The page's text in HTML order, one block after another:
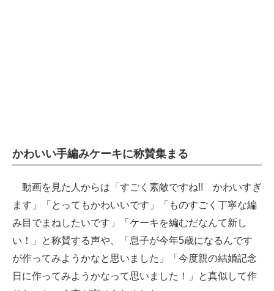
かわいい手編みケーキに称賛集まる
動画を見た人からは「すごく素敵ですね!! かわいすぎ
ます」「とってもかわいいです」「ものすごく丁寧な編
み目でまねしたいです」「ケーキを編むだなんて新し
い！」と称賛する声や、「息子が今年5歳になるんです
が作ってみようかなと思いました」「今度親の結婚記念
日に作ってみようかなって思いました！」と真似して作